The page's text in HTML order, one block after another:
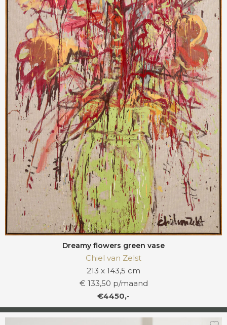
Dreamy flowers green vase
Chiel van Zelst
213 x 143,5 cm
€ 133,50 p/maand
€4450,-